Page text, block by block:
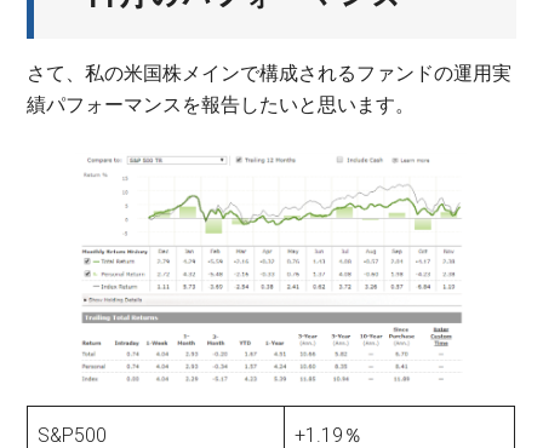
さて、私の米国株メインで構成されるファンドの運用実
績パフォーマンスを報告したいと思います。
S&P500 +1.19％